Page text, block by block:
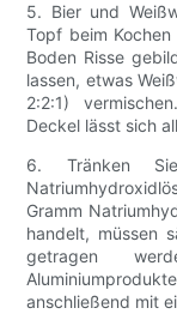
5. Bier und
Topf beim
Boden Risse
lassen, etwas
2:2:1)
Deckel lässt sich
6. Tränken
Gramm
handelt, müssen
getragen
anschließend mit